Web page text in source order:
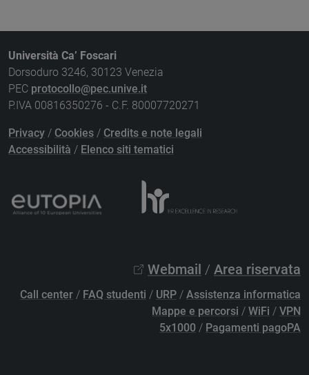
Università Ca’ Foscari
Dorsoduro 3246, 30123 Venezia
PEC protocollo@pec.unive.it
P.IVA 00816350276 - C.F. 80007720271
Privacy / Cookies / Credits e note legali
Accessibilità / Elenco siti tematici
Webmail / Area riservata
Call center / FAQ studenti / URP / Assistenza informatica
Mappe e percorsi / WiFi / VPN
5x1000 / Pagamenti pagoPA